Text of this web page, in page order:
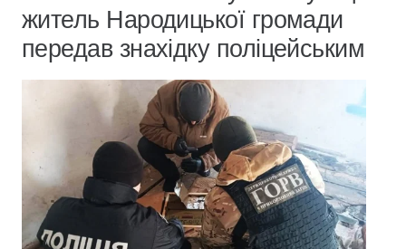
житель Народицької громади
передав знахідку поліцейським